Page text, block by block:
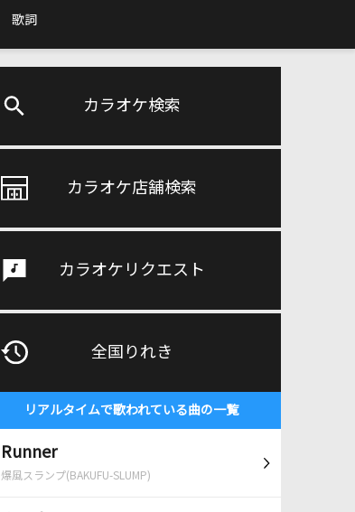
歌詞
カラオケ検索
カラオケ店舗検索
カラオケリクエスト
全国りれき
リアルタイムで歌われている曲の一覧
Runner
爆風スランプ(BAKUFU-SLUMP)